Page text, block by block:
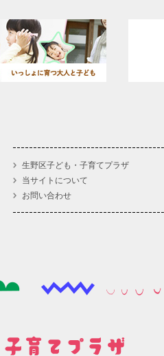
生野区子ども・子育てプラザ
当サイトについて
お問い合わせ